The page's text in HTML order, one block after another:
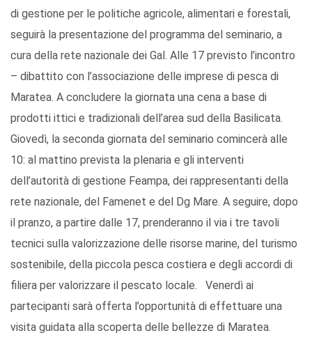
di gestione per le politiche agricole, alimentari e forestali,
seguirà la presentazione del programma del seminario, a
cura della rete nazionale dei Gal. Alle 17 previsto l’incontro
– dibattito con l’associazione delle imprese di pesca di
Maratea. A concludere la giornata una cena a base di
prodotti ittici e tradizionali dell’area sud della Basilicata.
Giovedì, la seconda giornata del seminario comincerà alle
10: al mattino prevista la plenaria e gli interventi
dell’autorità di gestione Feampa, dei rappresentanti della
rete nazionale, del Famenet e del Dg Mare. A seguire, dopo
il pranzo, a partire dalle 17, prenderanno il via i tre tavoli
tecnici sulla valorizzazione delle risorse marine, del turismo
sostenibile, della piccola pesca costiera e degli accordi di
filiera per valorizzare il pescato locale. Venerdì ai
partecipanti sarà offerta l’opportunità di effettuare una
visita guidata alla scoperta delle bellezze di Maratea.